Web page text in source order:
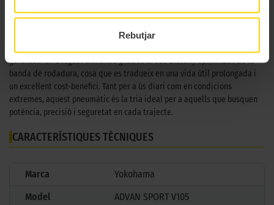
Rebutjar
diferents mides, redueix significativament la generació de soroll, oferint
una conducció silenciosa i còmoda sense sacrificar el rendiment.
garanteix un desgast uniforme gràcies al seu disseny optimitzat de la
banda de rodadura, cosa que es tradueix en una vida útil prolongada i
un excel·lent cost-benefici. Tant per a ús diari com en condicions
extremes, aquest pneumàtic és la tria ideal per a aquells que busquen
potència, precisió i seguretat en cada trajecte.
CARACTERÍSTIQUES TÈCNIQUES
Marca
Yokohama
Model
ADVAN SPORT V105